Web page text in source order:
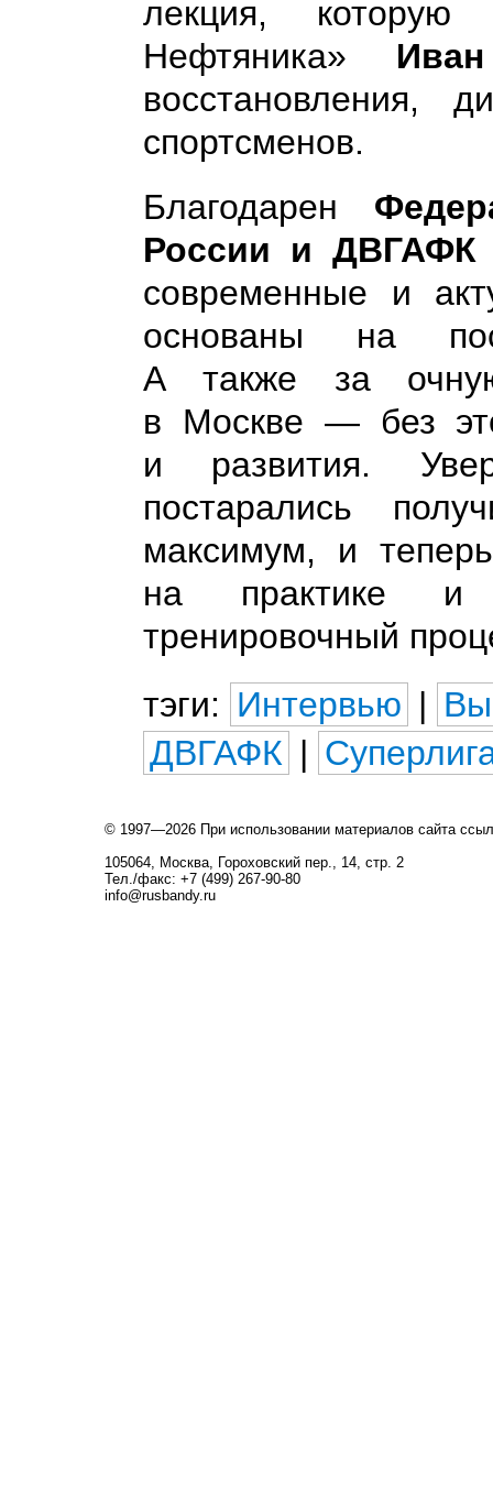
лекция,
Нефтяника»
восстановления,
спортсменов.
Благодарен
России и ДВГАФК
современные и
основаны на
А также за
в Москве — без
и развития.
постарались
максимум, и
на практике и
тренировочный
тэги: Интервью |
ДВГАФК |
© 1997—2026 При использовании материалов сайта
105064, Москва, Гороховский пер., 14, стр. 2
Тел./факс: +7 (499) 267-90-80
info@rusbandy.ru